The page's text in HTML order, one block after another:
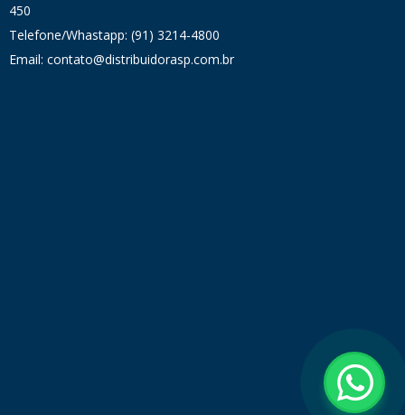
450
Telefone/Whastapp: (91) 3214-4800
Email: contato@distribuidorasp.com.br